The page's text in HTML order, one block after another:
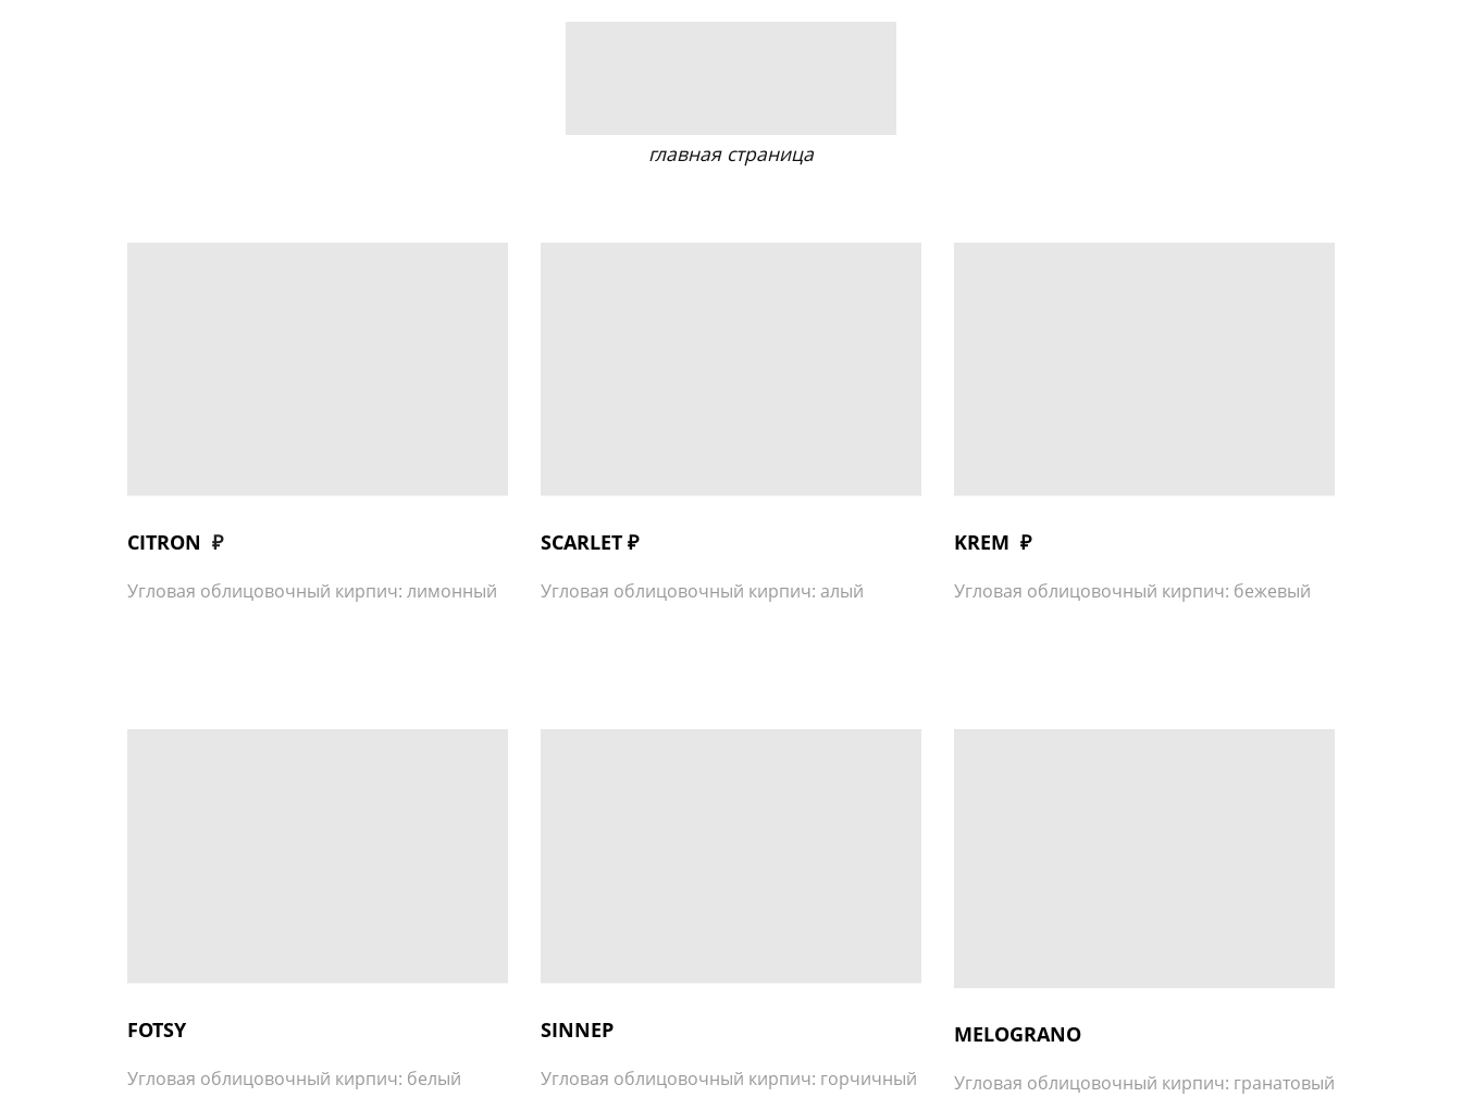
главная страница
CITRON ₽
Угловая облицовочный кирпич: лимонный
SCARLET ₽
Угловая облицовочный кирпич: алый
KREM ₽
Угловая облицовочный кирпич: бежевый
FOTSY
Угловая облицовочный кирпич: белый
SINNEP
Угловая облицовочный кирпич: горчичный
MELOGRANO
Угловая облицовочный кирпич: гранатовый